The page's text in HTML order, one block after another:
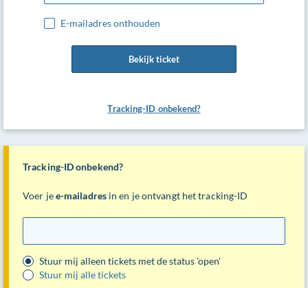
E-mailadres onthouden
Bekijk ticket
Tracking-ID onbekend?
Tracking-ID onbekend?
Voer jee-mailadresin en je ontvangt het tracking-ID
Stuur mij alleen tickets met de status 'open'
Stuur mij alle tickets